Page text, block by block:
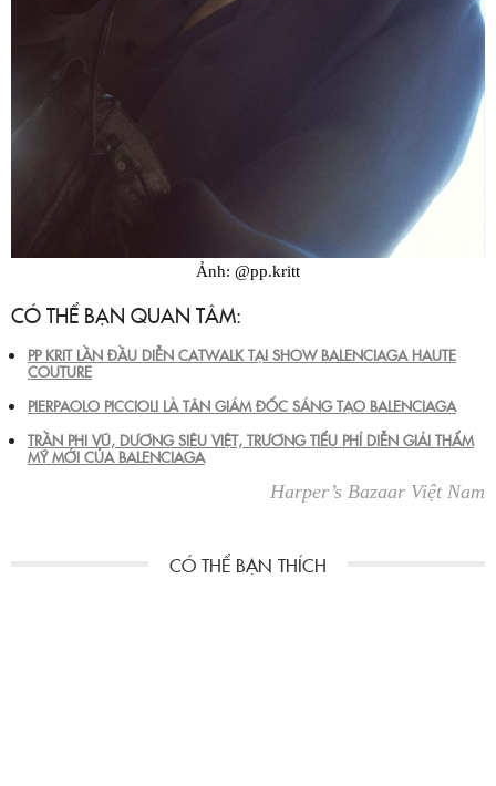
Ảnh: @pp.kritt
CÓ THỂ BẠN QUAN TÂM:
PP KRIT LẦN ĐẦU DIỄN CATWALK TẠI SHOW BALENCIAGA HAUTE
COUTURE
PIERPAOLO PICCIOLI LÀ TÂN GIÁM ĐỐC SÁNG TẠO BALENCIAGA
TRẦN PHI VŨ, DƯƠNG SIÊU VIỆT, TRƯƠNG TIỂU PHỈ DIỄN GIẢI THẨM
MỸ MỚI CỦA BALENCIAGA
Harper’s Bazaar Việt Nam